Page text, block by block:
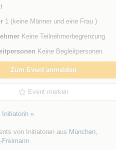
1 (keine Männer und eine Frau )
Keine Teilnehmerbegrenzung
Keine Begleitpersonen
Zum Event anmelden
Event merken
Initiatorin »
von Initiatoren aus München,
Freimann